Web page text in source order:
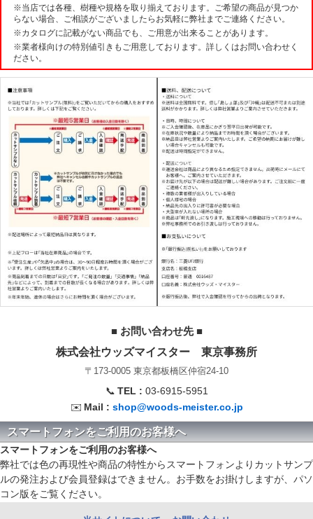
※当店では各種、樹種や規格を取り揃えております。ご希望の商品が見つか
らない場合、ご相談がございましたらお気軽に弊社までご連絡ください。
※カタログに記載がない商品でも、ご用意が出来ることがあります。
※業者様向けの特別値引きもご用意しております。詳しくはお問い合わせく
ださい。
■ お問い合わせ先 ■
株式会社ウッズマイスター 東京事務所
〒173-0005 東京都板橋区仲宿24-10
📞 TEL : 03-6915-5951
✉️ Mail : shop@woods-meister.co.jp
スマートフォンをご利用のお客様へ
スマートフォンをご利用のお客様へ
弊社では色の再現性や商品の特性からスマートフォンよりカットサンプ
ルの発注および会員登録はできません。お手数をお掛けしますが、パソ
コン版をご覧ください。